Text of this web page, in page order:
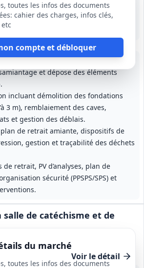
toutes les infos des documents
cahier des charges, infos clés,
compte et débloquer
des bâtiments et annexes avec
et dépose des éléments
incluant démolition des fondations
3 m), remblaiement des caves,
et gestion des déblais.
de retrait amiante, dispositifs de
gestion et traçabilité des déchets
retrait, PV d’analyses, plan de
sécurité (PPSPS/SPS) et
de préparation)
Clause sociale Visite
du marché
toutes les infos des documents
de catéchisme et de
Voir le détail